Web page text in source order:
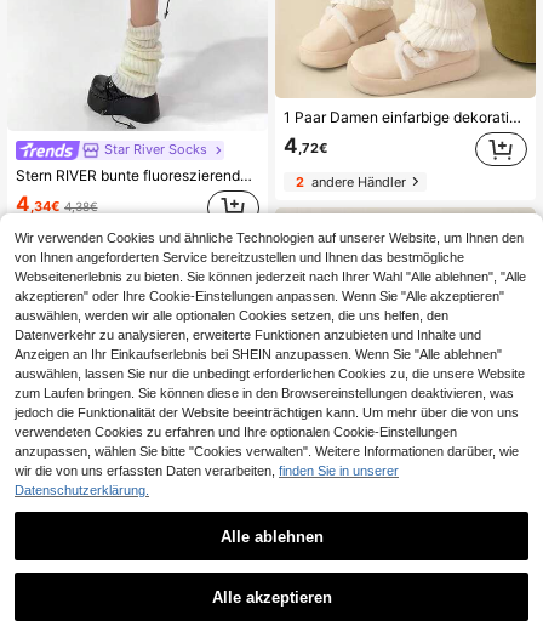
Star River Socks
Stern RIVER bunte fluoreszierende Dopamin-Strick-Beinwärmer, Y2K Subkultur JK lockere Beinschuhe, vielseitig lässig, Schulanfang, Halloween
4,34€ 4,38€
1/2 Paar Damen Petite einfarbige weite Bein Strickstulpen, Beinstraffend, Cosplay Halloween dekorative Beinwärmer, Beinbedeckende Strümpfe, vielseitige Wadenstulpen, geeignet für Herbst/Winter, Alltagskleidung, Weihnachtsgeschenk
1 Paar Damen einfarbige dekorative Beinwärmer, modische gestrickte lange Beinwärmer, warme Strümpfe, empfohlen von Modebloggern, geeignet für JK Schuluniform Stil und stilvolle Outfits als Weihnachtsgeschenk
4,72€
2andere Händler
-2% 1/2/4 Paar Damen flauschige, warme und verdickte Beinwärmer, vielseitig einsetzbar im Herbst/Winter, modische minimalistische Beinwärmer, kniehohe Beinwärmer, kuschelig
5,29€ 5,41€
Wir verwenden Cookies und ähnliche Technologien auf unserer Website, um Ihnen den
von Ihnen angeforderten Service bereitzustellen und Ihnen das bestmögliche
Webseitenerlebnis zu bieten. Sie können jederzeit nach Ihrer Wahl "Alle ablehnen", "Alle
akzeptieren" oder Ihre Cookie-Einstellungen anpassen. Wenn Sie "Alle akzeptieren"
auswählen, werden wir alle optionalen Cookies setzen, die uns helfen, den
Datenverkehr zu analysieren, erweiterte Funktionen anzubieten und Inhalte und
Anzeigen an Ihr Einkaufserlebnis bei SHEIN anzupassen. Wenn Sie "Alle ablehnen"
auswählen, lassen Sie nur die unbedingt erforderlichen Cookies zu, die unsere Website
zum Laufen bringen. Sie können diese in den Browsereinstellungen deaktivieren, was
jedoch die Funktionalität der Website beeinträchtigen kann. Um mehr über die von uns
verwendeten Cookies zu erfahren und Ihre optionalen Cookie-Einstellungen
anzupassen, wählen Sie bitte "Cookies verwalten". Weitere Informationen darüber, wie
wir die von uns erfassten Daten verarbeiten, finden Sie in unserer
Datenschutzerklärung.
Alle ablehnen
Alle akzeptieren